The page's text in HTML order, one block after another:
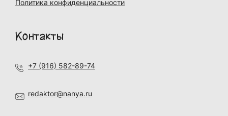
Политика конфиденциальности
Контакты
+7 (916) 582-89-74
redaktor@nanya.ru